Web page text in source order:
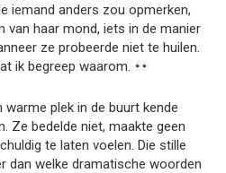
iemand anders zou opmerken,
van haar mond, iets in de manier
ze probeerde niet te huilen.
ik begreep waarom.
plek in de buurt kende
Ze bedelde niet, maakte geen
te laten voelen. Die stille
dan welke dramatische woorden